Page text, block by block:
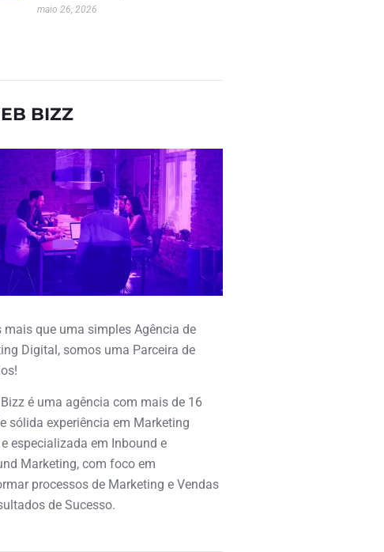
maio 26, 2026
BIZZ
mais que uma simples Agência de
Digital, somos uma Parceira de
é uma agência com mais de 16
sólida experiência em Marketing
especializada em Inbound e
Marketing, com foco em
processos de Marketing e Vendas
de Sucesso.